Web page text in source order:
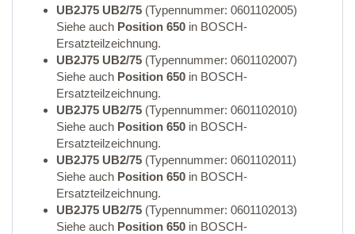
UB2J75 UB2/75 (Typennummer: 0601102005)
Siehe auch Position 650 in BOSCH-
Ersatzteilzeichnung.
UB2J75 UB2/75 (Typennummer: 0601102007)
Siehe auch Position 650 in BOSCH-
Ersatzteilzeichnung.
UB2J75 UB2/75 (Typennummer: 0601102010)
Siehe auch Position 650 in BOSCH-
Ersatzteilzeichnung.
UB2J75 UB2/75 (Typennummer: 0601102011)
Siehe auch Position 650 in BOSCH-
Ersatzteilzeichnung.
UB2J75 UB2/75 (Typennummer: 0601102013)
Siehe auch Position 650 in BOSCH-